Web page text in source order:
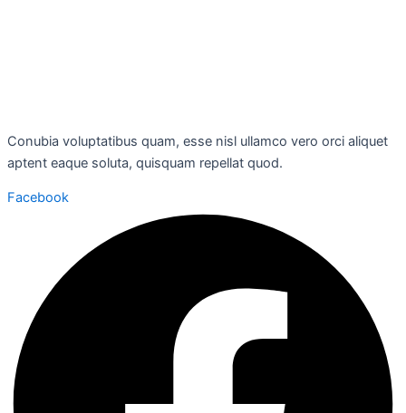
Conubia voluptatibus quam, esse nisl ullamco vero orci aliquet
aptent eaque soluta, quisquam repellat quod.
Facebook